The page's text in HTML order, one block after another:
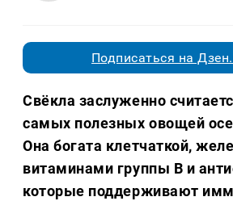
Подписаться на
Свёкла заслуженно
самых полезных овощей
Она богата клетчаткой,
витаминами группы B и
которые поддерживают